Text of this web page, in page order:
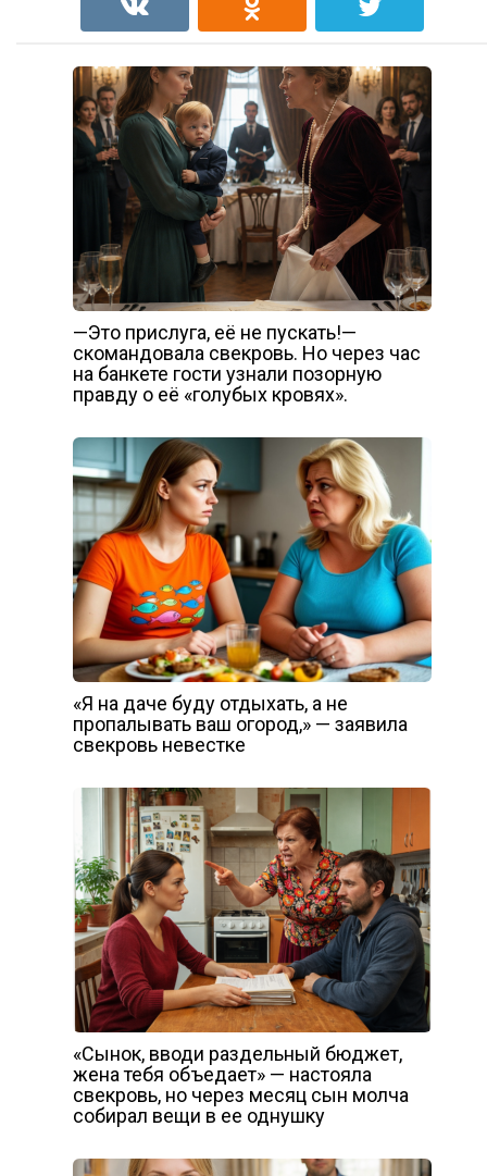
—Это прислуга, её не пускать!—
скомандовала свекровь. Но через час
на банкете гости узнали позорную
правду о её «голубых кровях».
«Я на даче буду отдыхать, а не
пропалывать ваш огород,» — заявила
свекровь невестке
«Сынок, вводи раздельный бюджет,
жена тебя объедает» — настояла
свекровь, но через месяц сын молча
собирал вещи в ее однушку